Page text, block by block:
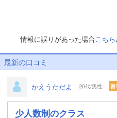
情報に誤りがあった場合こちら
最新の口コミ
かえうただよ 20代/男性 留
少人数制のクラス